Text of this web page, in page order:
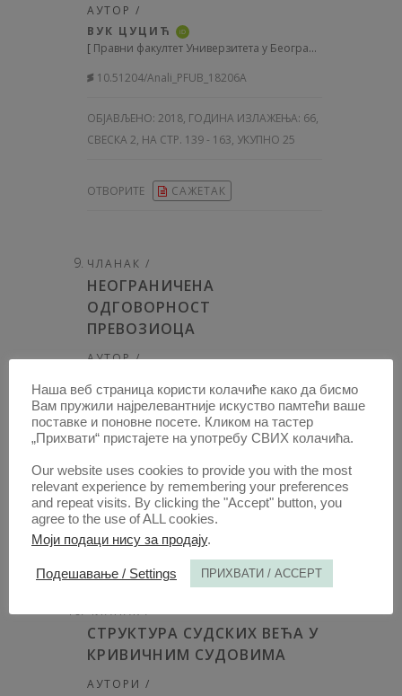
АУТОР /
ВУК ЦУЦИЋ
iD
[ Правни факултет Универзитета у Београду
10.51204/Anali_PFUB_18206A
ОБЈАВЉЕНО: 2018, ГОДИНА ИЗЛАЖЕЊА: 66,
СВЕСКА 2, НА СТР. 139 - 163, УКУПНО 25
ОТВОРИТЕ САЖЕТАК
ЧЛАНАК /
НЕОГРАНИЧЕНА
ОДГОВОРНОСТ
ПРЕВОЗИОЦА
АУТОР /
[ Правни факултет Универзитета у Београду
]
10.51204/Anali_PFUB_18207A
ОБЈАВЉЕНО:2018, ГОДИНА ИЗЛАЖЕЊА: 66,
СВЕСКА 2, НА СТР. 164 - 186, УКУПНО 23
ОТВОРИТЕ САЖЕТАК
ЧЛАНАК /
СТРУКТУРА СУДСКИХ ВЕЋА У
КРИВИЧНИМ СУДОВИМА
АУТОРИ /
Наша веб страница користи колачиће како да бисмо
Вам пружили најрелевантније искуство памтећи ваше
поставке и поновне посете. Кликом на тастер
„Прихвати“ пристајете на употребу СВИХ колачића.
Our website uses cookies to provide you with the most
relevant experience by remembering your preferences
and repeat visits. By clicking the "Accept" button, you
agree to the use of ALL cookies.
Моји подаци нису за продају.
Подешавање / Settings ПРИХВАТИ / ACCEPT